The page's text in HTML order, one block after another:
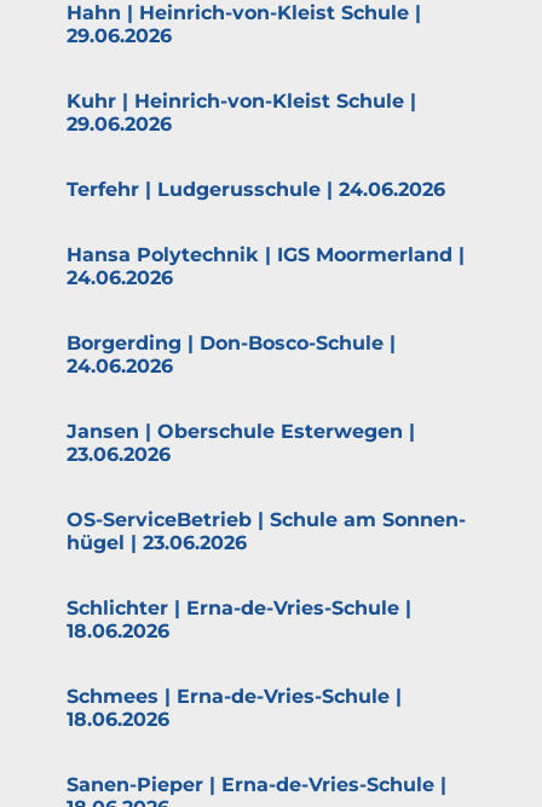
Hahn | Heinrich-von-Kleist Schule |
29.06.2026
Kuhr | Heinrich-von-Kleist Schule |
29.06.2026
Terfehr | Ludge­rus­schule | 24.06.2026
Hansa Polytechnik | IGS Moorm­erland |
24.06.2026
Borgerding | Don-Bosco-Schule |
24.06.2026
Jansen | Oberschule Ester­wegen |
23.06.2026
OS-Service­­­Be­­trieb | Schule am Sonnen­
hügel | 23.06.2026
Schlichter | Erna-de-Vries-Schule |
18.06.2026
Schmees | Erna-de-Vries-Schule |
18.06.2026
Sanen-Pieper | Erna-de-Vries-Schule |